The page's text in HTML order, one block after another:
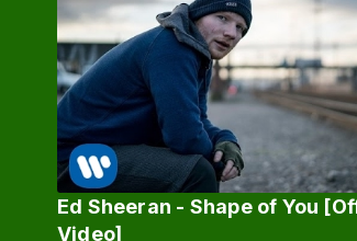
Ed Sheeran - Shape of You
Video]